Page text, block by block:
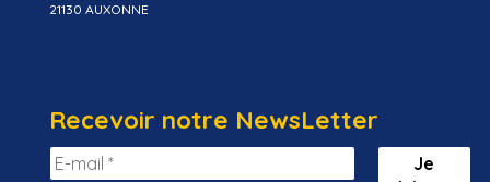
21130 AUXONNE
Recevoir notre NewsLetter